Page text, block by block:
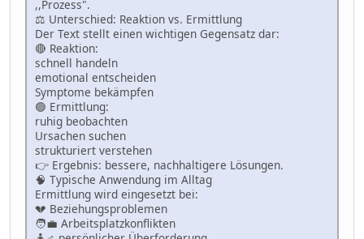
,,Prozess".
⚖️ Unterschied: Reaktion vs. Ermittlung
Der Text stellt einen wichtigen Gegensatz dar:
🔴 Reaktion:
schnell handeln
emotional entscheiden
Symptome bekämpfen
🟢 Ermittlung:
ruhig beobachten
Ursachen suchen
strukturiert verstehen
👉 Ergebnis: bessere, nachhaltigere Lösungen.
🧠 Typische Anwendung im Alltag
Ermittlung wird eingesetzt bei:
💔 Beziehungsproblemen
🧑💼 Arbeitsplatzkonflikten